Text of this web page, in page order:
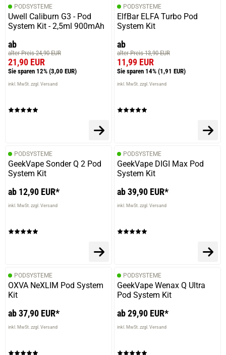
PODSYSTEME
Uwell Caliburn G3 - Pod
System Kit - 2,5ml 900mAh
ab
alter Preis 24,90 EUR
21,90 EUR
Sie sparen 12% (3,00 EUR)
inkl. MwSt. zzgl. Versand
PODSYSTEME
ElfBar ELFA Turbo Pod
System Kit
ab
alter Preis 13,90 EUR
11,99 EUR
Sie sparen 14% (1,91 EUR)
inkl. MwSt. zzgl. Versand
PODSYSTEME
GeekVape Sonder Q 2 Pod
System Kit
ab 12,90 EUR*
inkl. MwSt. zzgl. Versand
PODSYSTEME
GeekVape DIGI Max Pod
System Kit
ab 39,90 EUR*
inkl. MwSt. zzgl. Versand
PODSYSTEME
OXVA NeXLIM Pod System
Kit
ab 37,90 EUR*
inkl. MwSt. zzgl. Versand
PODSYSTEME
GeekVape Wenax Q Ultra
Pod System Kit
ab 29,90 EUR*
inkl. MwSt. zzgl. Versand